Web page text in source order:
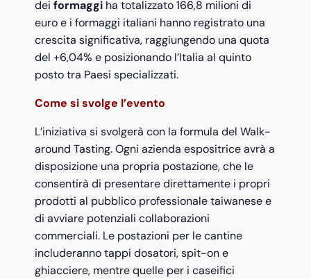
dei formaggi ha totalizzato 166,8 milioni di
euro e i formaggi italiani hanno registrato una
crescita significativa, raggiungendo una quota
del +6,04% e posizionando l’Italia al quinto
posto tra Paesi specializzati.
Come si svolge l’evento
L’iniziativa si svolgerà con la formula del Walk-
around Tasting. Ogni azienda espositrice avrà a
disposizione una propria postazione, che le
consentirà di presentare direttamente i propri
prodotti al pubblico professionale taiwanese e
di avviare potenziali collaborazioni
commerciali. Le postazioni per le cantine
includeranno tappi dosatori, spit-on e
ghiacciere, mentre quelle per i caseifici